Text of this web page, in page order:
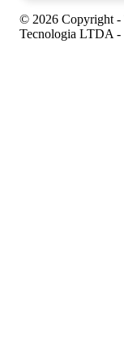
© 2026 Copyright -
Tecnologia LTDA -